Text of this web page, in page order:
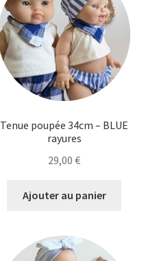
Tenue poupée 34cm – BLUE
rayures
29,00€
Ajouter au panier